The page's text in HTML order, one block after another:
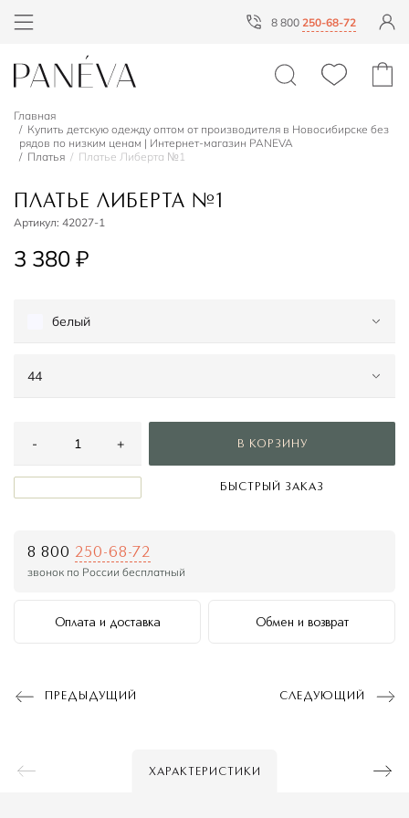
8 800 250-68-72
Главная
Купить детскую одежду оптом от производителя в Новосибирске без
рядов по низким ценам | Интернет-магазин PANEVA
Платья
Платье Либерта №1
ПЛАТЬЕ ЛИБЕРТА №1
Артикул: 42027-1
3 380 ₽
белый
44
- + В КОРЗИНУ
БЫСТРЫЙ ЗАКАЗ
8 800 250-68-72
звонок по России бесплатный
Оплата и доставка Обмен и возврат
ПРЕДЫДУЩИЙ СЛЕДУЮЩИЙ
ХАРАКТЕРИСТИКИ